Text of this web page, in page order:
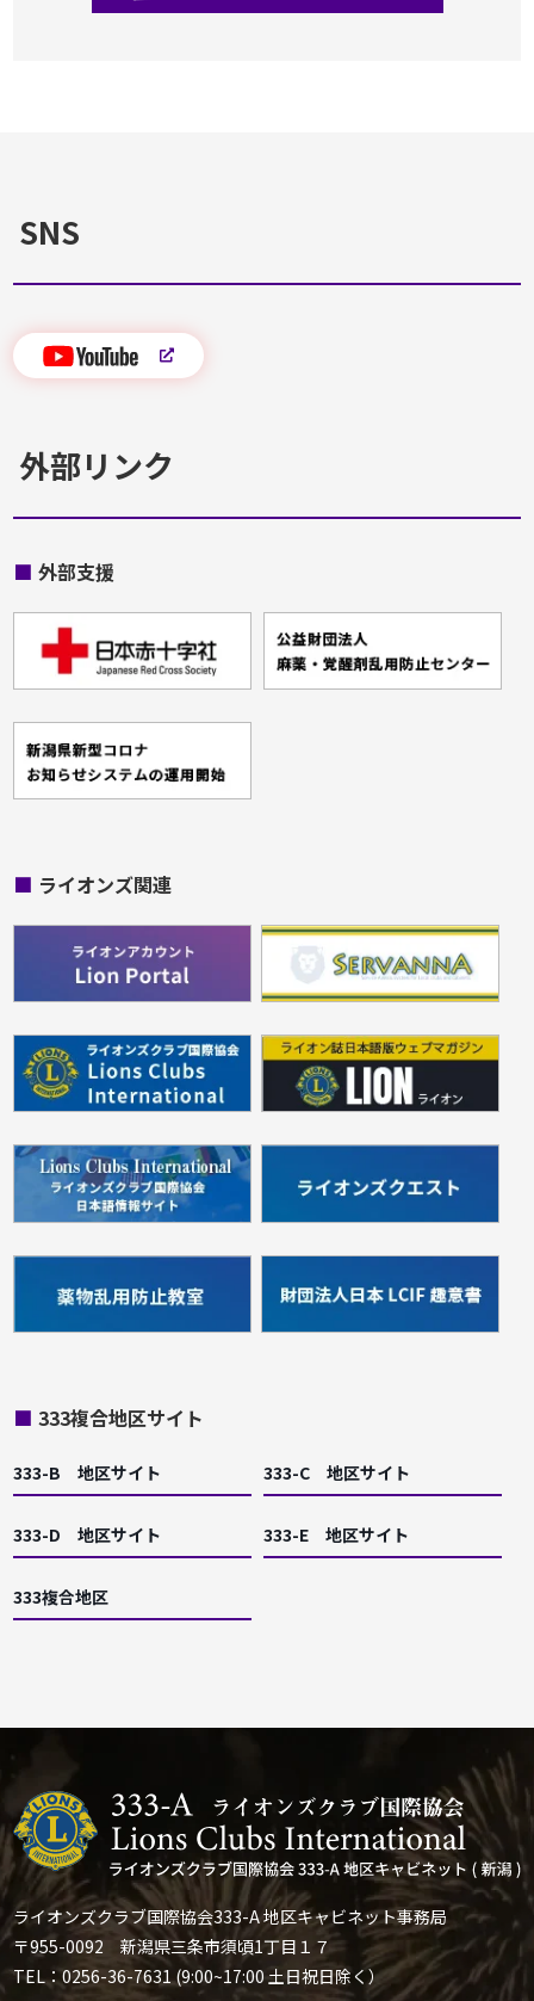
SNS
外部リンク
■ 外部支援
■ ライオンズ関連
■ 333複合地区サイト
333-B 地区サイト 333-C 地区サイト
333-D 地区サイト 333-E 地区サイト
333複合地区
ライオンズクラブ国際協会333-A 地区キャビネット事務局
〒955-0092 新潟県三条市須頃1丁目１７
TEL：0256-36-7631 (9:00~17:00 土日祝日除く）